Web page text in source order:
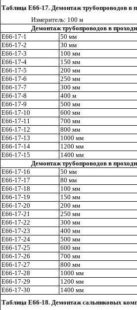
Таблица Е66-17. Демонтаж трубопроводов в
Измеритель: 100 м
Демонтаж трубопроводов в
Е66-17-1
50 мм
Е66-17-2
30 мм
Е66-17-3
100 мм
Е66-17-4
150 мм
E66-17-5 200 мм
E66-17-6 250 мм
Е66-17-7 300 мм
Е66-17-8
400 м
Е66-17-9
500 мм
Е66-17-10
600 мм
Е66-17-11
700 мм
Е66-17-12 800 мм
Е66-17-13
1000 мм
Е66-17-14 1200 мм
E66-17-15 1400 мм
Демонтаж трубопроводов в
Е66-17-16 50 мм
Е66-17-17
80 мм
Е66-17-18
100 мм
Е66-17-19
150 мм
Е66-17-20
200 мм
Е66-17-21
250 мм
Е66-17-22
300 мм
Е66-17-23
400 мм
Е66-17-24 500 мм
Е66-17-25
600 мм
Е66-17-26 700 мм
Е66-17-27
800 мм
Е66-17-28
1000 мм
Е66-17-29
1200 мм
Е66-17-30
1400 мм
Таблица Е66-18. Демонтаж сальниковых